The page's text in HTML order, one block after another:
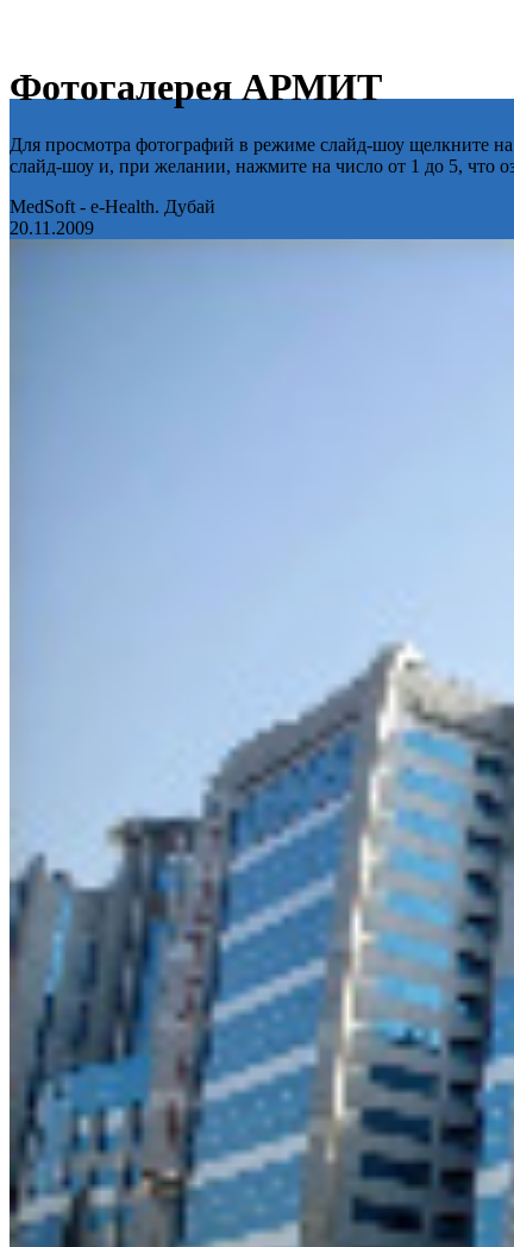
Фотогалерея АРМИТ
Для просмотра фотографий в режиме слайд-шоу щелкните
слайд-шоу и, при желании, нажмите на число от 1 до 5, что
MedSoft - e-Health. Дубай
20.11.2009